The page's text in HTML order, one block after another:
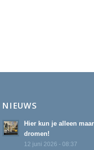
NIEUWS
Hier kun je alleen
dromen!
12 juni 2026 - 08:37